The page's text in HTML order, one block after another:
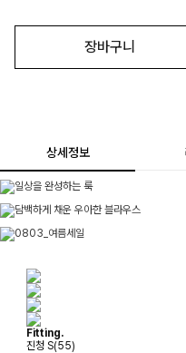
장바구니
상세정보
Fitting.
진청 S(55)